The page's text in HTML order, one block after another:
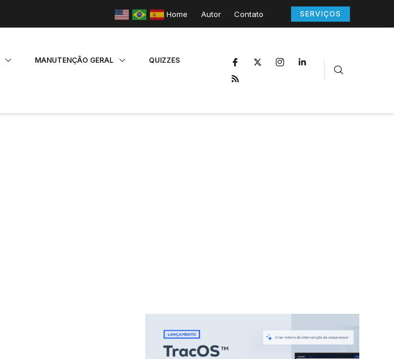
Home Autor Contato SERVIÇOS
MANUTENÇÃO GERAL QUIZZES